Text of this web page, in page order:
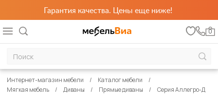
Гарантия качества. Цены еще ниже!
0
Интернет-магазин мебели
Каталог мебели
Мягкая мебель
Диваны Прямые диваны Серия Аллегро-Д